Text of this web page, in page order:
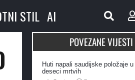
STIL AI
POVEZANE VIJESTI
Huti napali saudijske položaje
deseci mrtvih